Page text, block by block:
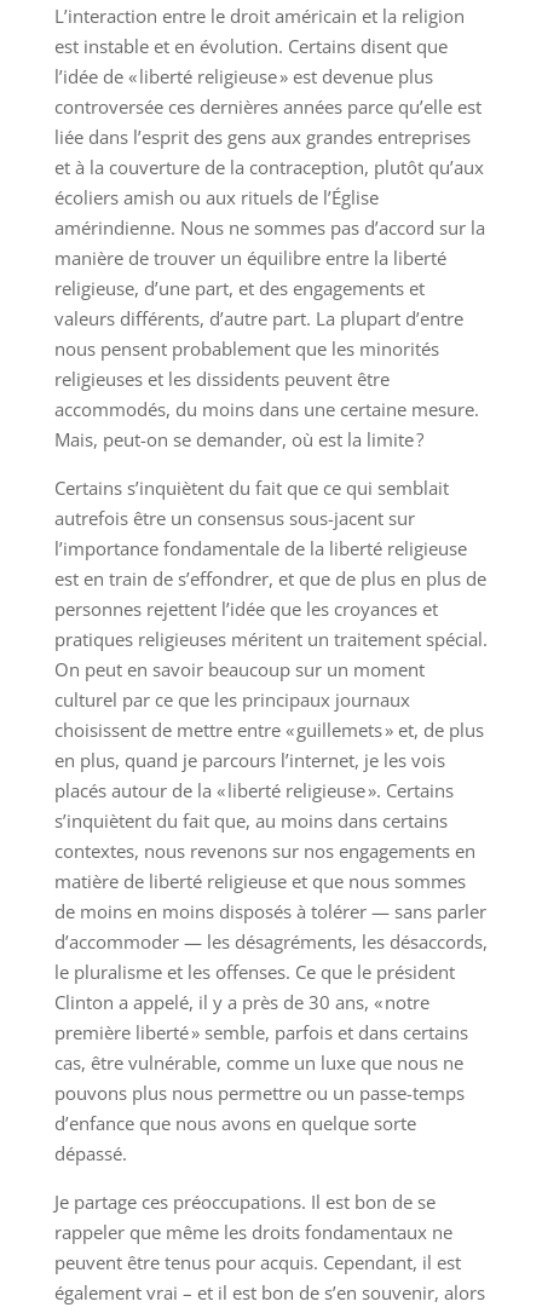
L’interaction entre le droit américain et la religion
est instable et en évolution. Certains disent que
l’idée de « liberté religieuse » est devenue plus
controversée ces dernières années parce qu’elle est
liée dans l’esprit des gens aux grandes entreprises
et à la couverture de la contraception, plutôt qu’aux
écoliers amish ou aux rituels de l’Église
amérindienne. Nous ne sommes pas d’accord sur la
manière de trouver un équilibre entre la liberté
religieuse, d’une part, et des engagements et
valeurs différents, d’autre part. La plupart d’entre
nous pensent probablement que les minorités
religieuses et les dissidents peuvent être
accommodés, du moins dans une certaine mesure.
Mais, peut-on se demander, où est la limite ?
Certains s’inquiètent du fait que ce qui semblait
autrefois être un consensus sous-jacent sur
l’importance fondamentale de la liberté religieuse
est en train de s’effondrer, et que de plus en plus de
personnes rejettent l’idée que les croyances et
pratiques religieuses méritent un traitement spécial.
On peut en savoir beaucoup sur un moment
culturel par ce que les principaux journaux
choisissent de mettre entre « guillemets » et, de plus
en plus, quand je parcours l’internet, je les vois
placés autour de la « liberté religieuse ». Certains
s’inquiètent du fait que, au moins dans certains
contextes, nous revenons sur nos engagements en
matière de liberté religieuse et que nous sommes
de moins en moins disposés à tolérer — sans parler
d’accommoder — les désagréments, les désaccords,
le pluralisme et les offenses. Ce que le président
Clinton a appelé, il y a près de 30 ans, « notre
première liberté » semble, parfois et dans certains
cas, être vulnérable, comme un luxe que nous ne
pouvons plus nous permettre ou un passe-temps
d’enfance que nous avons en quelque sorte
dépassé.
Je partage ces préoccupations. Il est bon de se
rappeler que même les droits fondamentaux ne
peuvent être tenus pour acquis. Cependant, il est
également vrai – et il est bon de s’en souvenir, alors